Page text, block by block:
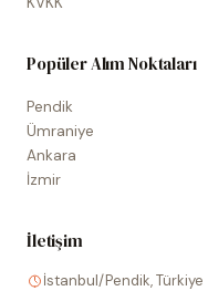
Popüler Alım Noktaları
Pendik
Ümraniye
Ankara
İzmir
İletişim
İstanbul/Pendik, Türkiye